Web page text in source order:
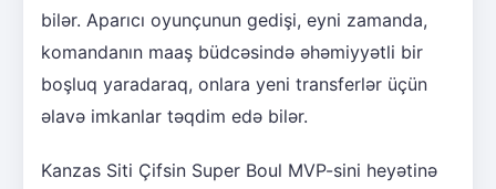
bilər. Aparıcı oyunçunun gedişi, eyni zamanda,
komandanın maaş büdcəsində əhəmiyyətli bir
boşluq yaradaraq, onlara yeni transferlər üçün
əlavə imkanlar təqdim edə bilər.
Kanzas Siti Çifsin Super Boul MVP-sini heyətinə